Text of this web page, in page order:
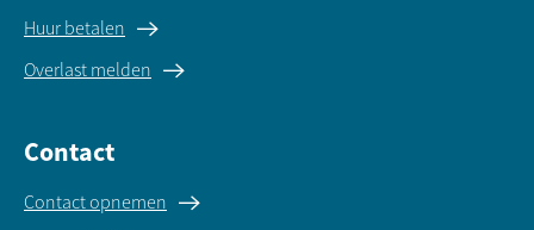
Huur betalen
Overlast melden
Contact
Contact opnemen